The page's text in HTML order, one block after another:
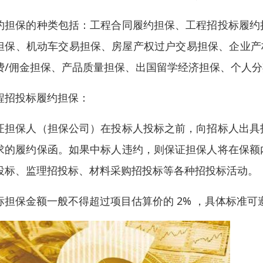
担保的种类包括：工程合同履约担保、工程招投标履
保、机动车交易担保、房屋产权过户交易担保、企业
/佣金担保、产品质量担保、出国留学经济担保、个人
招投标履约担保：
担保人（担保公司）在投标人投标之前，向招标人出
的履约保函。如果中标人违约，则保证担保人将在保
标、监理招投标、材料采购招投标等各种招投标活动。
担保金额一般不得超过项目估算价的 2% ，具体标准可